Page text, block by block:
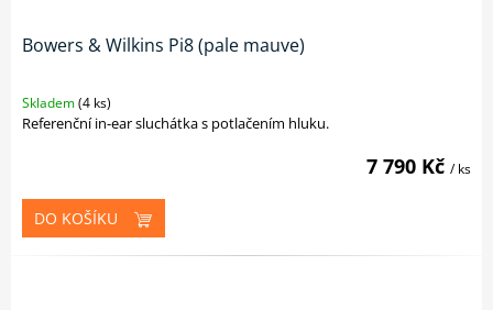
Bowers & Wilkins Pi8 (pale mauve)
Skladem(4 ks)
7 790 Kč / ks
DO KOŠÍKU
Referenční in-ear sluchátka s potlačením hluku.